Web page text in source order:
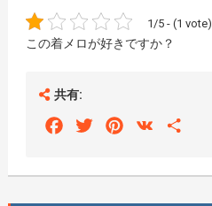
1/5 - (1 vote)
この着メロが好きですか？
共有:
FacebookTwitterPinterest
VK